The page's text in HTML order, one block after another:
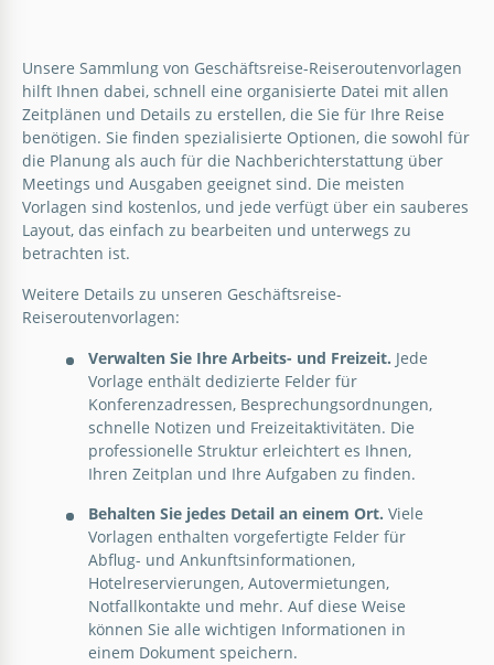
Entdecken Sie unsere umfassende Geschäftsreise-
Reiseroute mit Meeting-Zeitplan-Vorlage in Google
Docs- und Word-Formaten.
Google Docs
stilvollen Reiseplan. Dieser wurde speziell für
Geschäftsreisen erstellt und sieht daher hübsch,
aber formell aus.
Google Slides
Steigern Sie Ihre Geschäftsreiserfahrung mit
unserer Vorlage für den Gradient
Geschäftsreiseablauf. Tauchen Sie ein in die Welt
professioneller Raffinesse mit ihrem schlanken
Verlaufdesign.
Google Slides
Unsere Sammlung von Geschäftsreise-Reiseroutenvorlagen
hilft Ihnen dabei, schnell eine organisierte Datei mit allen
Zeitplänen und Details zu erstellen, die Sie für Ihre Reise
benötigen. Sie finden spezialisierte Optionen, die sowohl für
die Planung als auch für die Nachberichterstattung über
Meetings und Ausgaben geeignet sind. Die meisten
Vorlagen sind kostenlos, und jede verfügt über ein sauberes
Layout, das einfach zu bearbeiten und unterwegs zu
betrachten ist.
Weitere Details zu unseren Geschäftsreise-
Reiseroutenvorlagen:
Verwalten Sie Ihre Arbeits- und Freizeit. Jede
Vorlage enthält dedizierte Felder für
Konferenzadressen, Besprechungsordnungen,
schnelle Notizen und Freizeitaktivitäten. Die
professionelle Struktur erleichtert es Ihnen,
Ihren Zeitplan und Ihre Aufgaben zu finden.
Behalten Sie jedes Detail an einem Ort. Viele
Vorlagen enthalten vorgefertigte Felder für
Abflug- und Ankunftsinformationen,
Hotelreservierungen, Autovermietungen,
Notfallkontakte und mehr. Auf diese Weise
können Sie alle wichtigen Informationen in
einem Dokument speichern.